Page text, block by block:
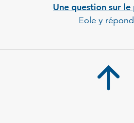
Une question sur
Eole y